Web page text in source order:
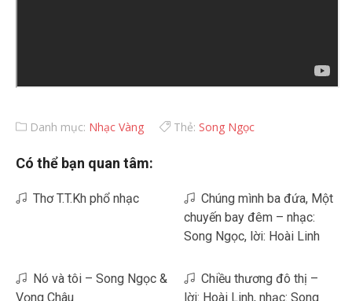
Danh mục: Nhạc Vàng Thẻ: Song Ngọc
Có thể bạn quan tâm:
Thơ T.T.Kh phổ nhạc
Chúng mình ba đứa, Một
chuyến bay đêm – nhạc:
Song Ngọc, lời: Hoài Linh
Nó và tôi – Song Ngọc &
Vọng Châu
Chiều thương đô thị –
lời: Hoài Linh, nhạc: Song